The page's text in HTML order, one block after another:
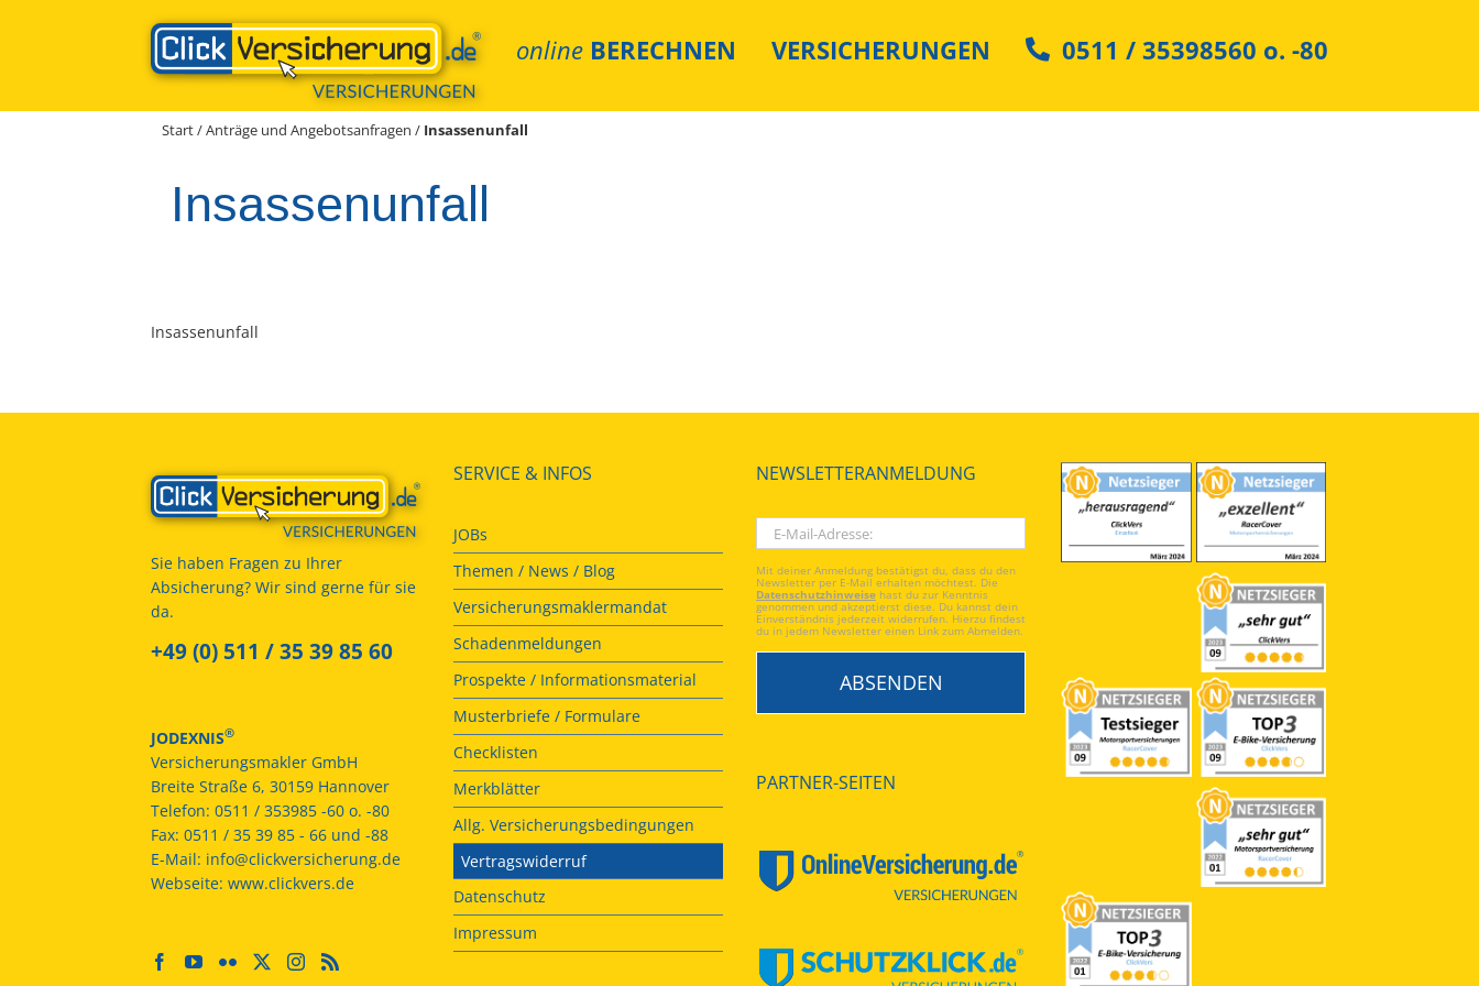
online BERECHNEN VERSICHERUNGEN 0511 / 35398560 o. -80
Start/Anträge und Angebotsanfragen / Insassenunfall
Insassenunfall
Insassenunfall
Sie haben Fragen zu Ihrer
Absicherung? Wir sind gerne für sie
da.
+49 (0) 511 / 35 39 85 60
JODEXNIS®
Versicherungsmakler GmbH
Breite Straße 6, 30159 Hannover
Telefon: 0511 / 353985 -60 o. -80
Fax: 0511 / 35 39 85 - 66 und -88
E-Mail: info@clickversicherung.de
Webseite: www.clickvers.de
SERVICE & INFOS
JOBs
Themen / News / Blog
Versicherungsmaklermandat
Schadenmeldungen
Prospekte / Informationsmaterial
Musterbriefe / Formulare
Checklisten
Merkblätter
Allg. Versicherungsbedingungen
Vertragswiderruf
Datenschutz
Impressum
NEWSLETTERANMELDUNG
Mit deiner Anmeldung bestätigst du, dass du den
Newsletter per E-Mail erhalten möchtest. Die
Datenschutzhinweise hast du zur Kenntnis
genommen und akzeptierst diese. Du kannst dein
Einverständnis jederzeit widerrufen. Hierzu findest
du in jedem Newsletter einen Link zum Abmelden.
PARTNER-SEITEN